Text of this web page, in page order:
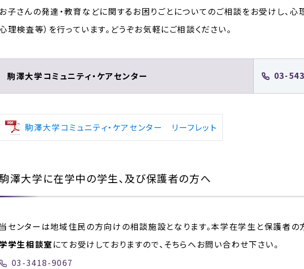
子さんの発達・教育などに関するお困りごとについてのご相談をお受けし、心
理検査等）を行っています。どうぞお気軽にご相談ください。
駒澤大学コミュニティ・ケアセンター 03-
駒澤大学コミュニティ・ケアセンター リーフレット
澤大学に在学中の学生、及び保護者の方へ
センターは地域住民の方向けの相談施設となります。本学在学生と保護者の
学生相談室にてお受けしておりますので、そちらへお問い合わせ下さい。
03-3418-9067